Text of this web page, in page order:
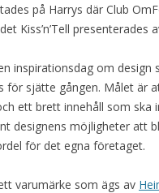
på Harrys där Club
Kiss’n’Tell presenterades
inspirationsdag om design
för sjätte gången. Målet är
ett brett innehåll som ska
designens möjligheter att
för det egna företaget.
varumärke som ägs av